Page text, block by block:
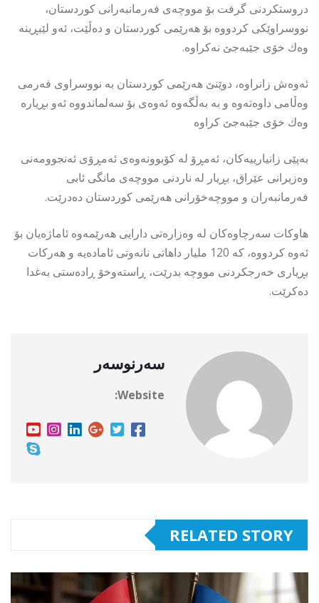
دروستكردنی گرفت بۆ مووچەی فەرمانبەرانی كوردستان،
نووسراوێكی كردووە بۆ هەرێمی كوردستان و دەڵێت، ئەو لێبڕینە
وەك خۆی جێبەجێ نەكراوە.
ئەوەش زانراوە، دوێنێ هەرێمی كوردستان بە نووسراوی فەرمی
وەڵامی داوەتەوە و بە بەڵگەوە ئەوەی بۆ سەلماندووە ئەو بڕیارە
وەك خۆی جێبەجێ كراوە
بەپێی زانیارییەكان، ئەمڕۆ لە كۆبوونەوەی ئەمڕۆی ئەنجوومەنی
وەزیرانی عێراق، بڕیار لە ناردنی مووچەی مانگی ئابی
فەرمانبەران و مووچەخۆرانی هەرێمی كوردستان دەدرێت.
هاوكات سەرچاوەكان لە وەزارەتی دارایی هەرێمەوە ئاماژەیان بۆ
ئەوە كردووە، كە 120 ملیار داهاتی نانەوتی ئامادەیە و هەركات
بڕیاری خەرجكردنی مووچە بدرێت، ڕاستەوخۆ ڕادەستی بەغدا
دەكرێت.
سەرنوسەر
Website:
RELATED STORY